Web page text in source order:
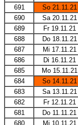
691
So 21.11.21
690
Sa 20.11.21
689
Fr 19.11.21
688
Do 18.11.21
687
Mi 17.11.21
686
Di 16.11.21
685
Mo 15.11.21
684
So 14.11.21
683
Sa 13.11.21
682
Fr 12.11.21
681
Do 11.11.21
680
Mi 10.11.21